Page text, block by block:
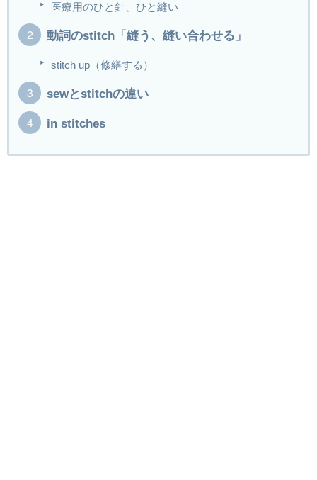
医療用のひと針、ひと縫い
動詞のstitch「縫う、縫い合わせる」
stitch up（修繕する）
sewとstitchの違い
in stitches